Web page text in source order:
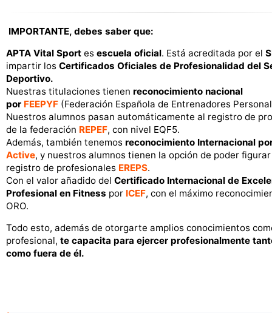
IMPORTANTE, debes saber que:
APTA Vital Sport es escuela oficial. Está acreditada por el
impartir los Certificados Oficiales de Profesionalidad del
Deportivo.
Nuestras titulaciones tienen reconocimiento nacional
por FEEPYF (Federación Española de Entrenadores
Nuestros alumnos pasan automáticamente al registro de
de la federación REPEF, con nivel EQF5.
Además, también tenemos reconocimiento Internacional
Active, y nuestros alumnos tienen la opción de poder
registro de profesionales EREPS.
Con el valor añadido del Certificado Internacional de
Profesional en Fitness por ICEF, con el máximo
ORO.
Todo esto, además de otorgarte amplios conocimientos
profesional, te capacita para ejercer profesionalmente
como fuera de él.